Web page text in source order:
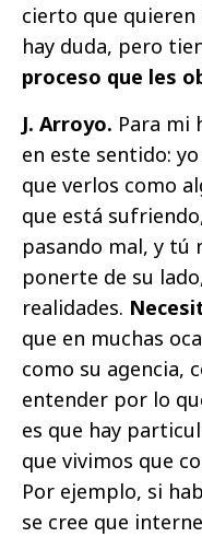
cierto que quieren
hay duda, pero
proceso que les
J. Arroyo. Para mi
en este sentido:
que verlos como
que está
pasando mal, y tú
ponerte de su
realidades.
que en muchas
como su agencia,
entender por lo
es que hay
que vivimos que
Por ejemplo, si
se cree que